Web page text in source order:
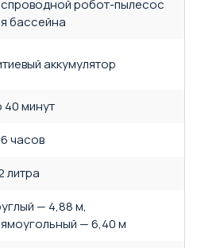
робот-пылесос
бассейна
аккумулятор
40 минут
часов
литра
— 4,88 м,
— 6,40 м